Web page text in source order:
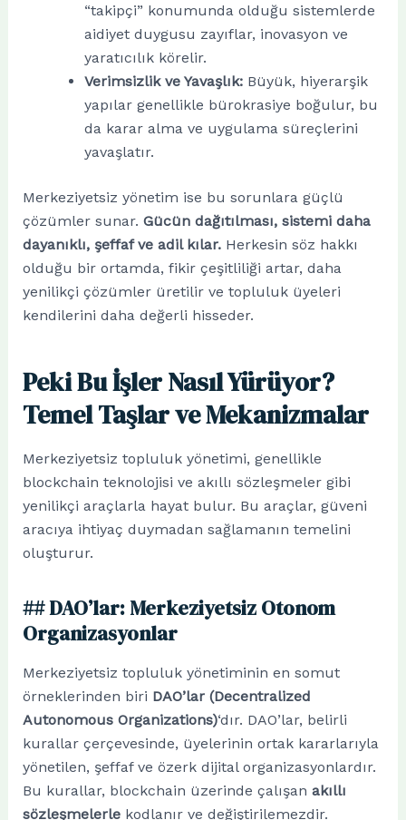
“takipçi” konumunda olduğu sistemlerde
aidiyet duygusu zayıflar, inovasyon ve
yaratıcılık körelir.
Verimsizlik ve Yavaşlık:Büyük, hiyerarşik
yapılar genellikle bürokrasiye boğulur, bu
da karar alma ve uygulama süreçlerini
yavaşlatır.
Merkeziyetsiz yönetim ise bu sorunlara güçlü
çözümler sunar. Gücün dağıtılması, sistemi daha
dayanıklı, şeffaf ve adil kılar.Herkesin söz hakkı
olduğu bir ortamda, fikir çeşitliliği artar, daha
yenilikçi çözümler üretilir ve topluluk üyeleri
kendilerini daha değerli hisseder.
Peki Bu İşler Nasıl Yürüyor?
Temel Taşlar ve Mekanizmalar
Merkeziyetsiz topluluk yönetimi, genellikle
blockchain teknolojisi ve akıllı sözleşmeler gibi
yenilikçi araçlarla hayat bulur. Bu araçlar, güveni
aracıya ihtiyaç duymadan sağlamanın temelini
oluşturur.
## DAO’lar: Merkeziyetsiz Otonom
Organizasyonlar
Merkeziyetsiz topluluk yönetiminin en somut
örneklerinden biri DAO’lar (Decentralized
Autonomous Organizations)‘dır. DAO’lar, belirli
kurallar çerçevesinde, üyelerinin ortak kararlarıyla
yönetilen, şeffaf ve özerk dijital organizasyonlardır.
Bu kurallar, blockchain üzerinde çalışan akıllı
sözleşmelerlekodlanır ve değiştirilemezdir.